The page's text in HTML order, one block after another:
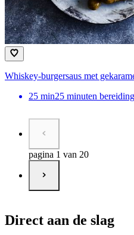
Whiskey-burgersaus met
25 min25 minuten
pagina 1 van 20
Direct aan de slag